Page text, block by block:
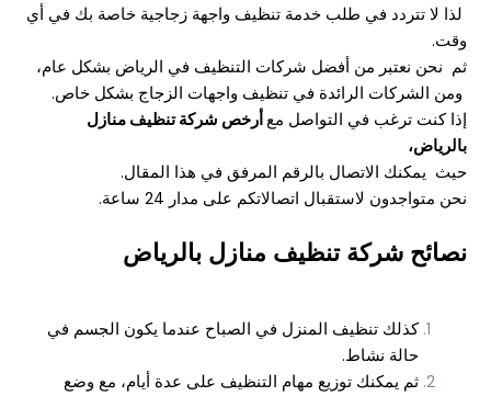
لذا لا تتردد في طلب خدمة تنظيف واجهة زجاجية خاصة بك في أي
وقت.
ثم نحن نعتبر من أفضل شركات التنظيف في الرياض بشكل عام،
ومن الشركات الرائدة في تنظيف واجهات الزجاج بشكل خاص.
إذا كنت ترغب في التواصل مع أرخص شركة تنظيف منازل
بالرياض،
حيث يمكنك الاتصال بالرقم المرفق في هذا المقال.
نحن متواجدون لاستقبال اتصالاتكم على مدار 24 ساعة.
نصائح شركة تنظيف منازل بالرياض
كذلك تنظيف المنزل في الصباح عندما يكون الجسم في
حالة نشاط.
ثم يمكنك توزيع مهام التنظيف على عدة أيام، مع وضع